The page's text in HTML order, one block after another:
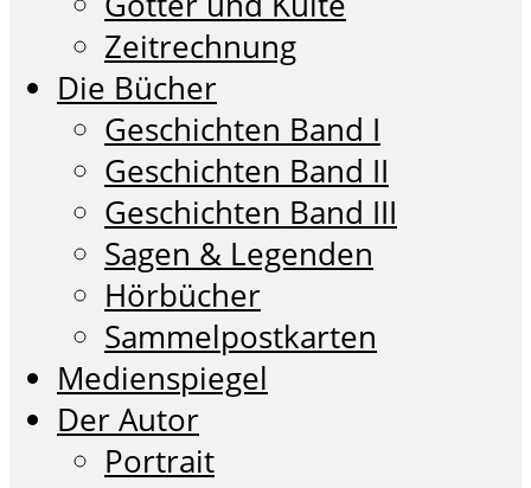
Zeitrechnung
Die Bücher
Geschichten Band I
Geschichten Band II
Geschichten Band III
Sagen & Legenden
Hörbücher
Sammelpostkarten
Medienspiegel
Der Autor
Portrait